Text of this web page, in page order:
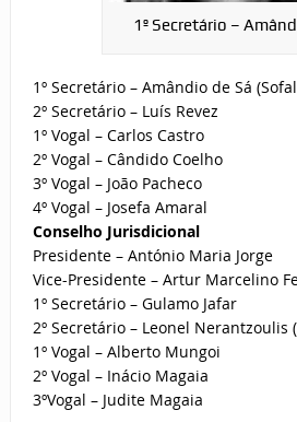
1º Secretário –
1º Secretário – Amândio de Sá
2º Secretário – Luís Revez
1º Vogal – Carlos Castro
2º Vogal – Cândido Coelho
3º Vogal – João Pacheco
4º Vogal – Josefa Amaral
Conselho Jurisdicional
Presidente – António Maria Jorge
Vice-Presidente – Artur Marcelino
1º Secretário – Gulamo Jafar
2º Secretário – Leonel Nerantzoulis
1º Vogal – Alberto Mungoi
2º Vogal – Inácio Magaia
3ºVogal – Judite Magaia